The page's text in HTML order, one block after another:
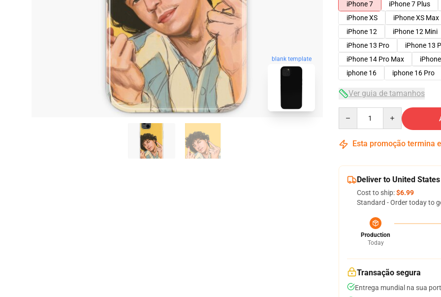
blank template
iPhone 7
iPhone 7 Plus
iPhone XS
iPhone XS Max
iPhone 12
iPhone 12 Mini
iPhone 13 Pro
iPhone 13
iPhone 14 Pro Max
iphone 16
iphone 16 Pro
Ver guia de tamanhos
Esta promoção termina
Deliver to United States
Cost to ship:$6.99
Standard - Order today to
Production
Today
Transação segura
Entrega mundial na sua